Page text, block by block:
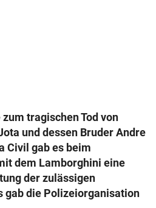
tragischen Tod von
und dessen Bruder Andre
Civil gab es beim
dem Lamborghini eine
der zulässigen
gab die Polizeiorganisation